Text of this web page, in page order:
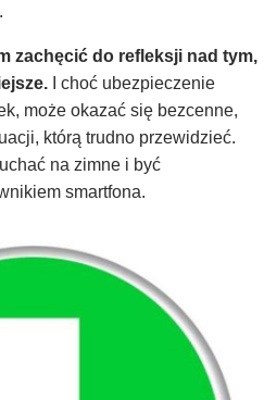
zachęcić do refleksji nad tym,
I choć ubezpieczenie
może okazać się bezcenne,
którą trudno przewidzieć.
na zimne i być
smartfona.